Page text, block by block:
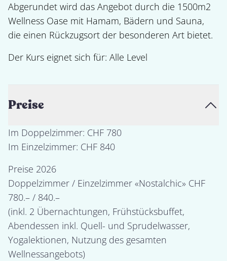
Abgerundet wird das Angebot durch die 1500m2
Wellness Oase mit Hamam, Bädern und Sauna,
die einen Rückzugsort der besonderen Art bietet.
Der Kurs eignet sich für: Alle Level
Preise
Im Doppelzimmer: CHF 780
Preise 2026
Doppelzimmer / Einzelzimmer «Nostalchic» CHF
780.– / 840.–
(inkl. 2 Übernachtungen, Frühstücksbuffet,
Abendessen inkl. Quell- und Sprudelwasser,
Yogalektionen, Nutzung des gesamten
Wellnessangebots)